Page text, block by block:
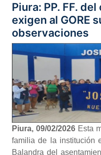
Piura: PP. FF.
exigen al GORE
observaciones
Piura, 09/02/2026 Esta
familia de la institución
Balandra del